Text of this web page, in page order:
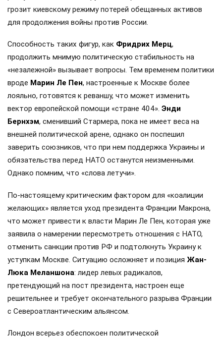
грозит киевскому режиму потерей обещанных активов
для продолжения войны против России.
Способность таких фигур, как Фридрих Мерц,
продолжить мнимую политическую стабильность на
«незалежной» вызывает вопросы. Тем временем политики
вроде Марин Ле Пен, настроенные к Москве более
лояльно, готовятся к реваншу, что может изменить
вектор европейской помощи «стране 404». Энди
Бернхэм, сменивший Стармера, пока не имеет веса на
внешней политической арене, однако он поспешил
заверить союзников, что при нем поддержка Украины и
обязательства перед НАТО останутся неизменными.
Однако помним, что «слова летучи».
По-настоящему критическим фактором для «коалиции
желающих» является уход президента Франции Макрона,
что может привести к власти Марин Ле Пен, которая уже
заявила о намерении пересмотреть отношения с НАТО,
отменить санкции против РФ и подтолкнуть Украину к
уступкам Москве. Ситуацию осложняет и позиция Жан-
Люка Меланшона: лидер левых радикалов,
претендующий на пост президента, настроен еще
решительнее и требует окончательного разрыва Франции
с Североатлантическим альянсом.
Лондон всерьез обеспокоен политической